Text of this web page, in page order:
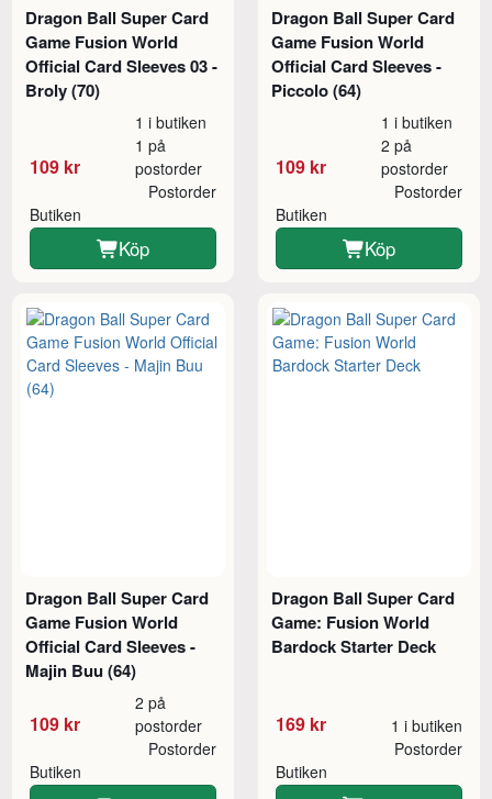
Dragon Ball Super Card
Game Fusion World
Official Card Sleeves 03 -
Broly (70)
109 kr
1 i butiken
1 på
postorder
Butiken
Postorder
Köp
Dragon Ball Super Card
Game Fusion World
Official Card Sleeves -
Piccolo (64)
109 kr
1 i butiken
2 på
postorder
Butiken
Postorder
Köp
Dragon Ball Super Card
Game Fusion World
Official Card Sleeves -
Majin Buu (64)
109 kr
2 på
postorder
Butiken
Postorder
Dragon Ball Super Card
Game: Fusion World
Bardock Starter Deck
169 kr 1 i butiken
Butiken
Postorder